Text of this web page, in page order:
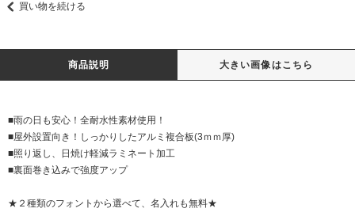
買い物を続ける
商品説明 大きい画像はこちら
■雨の日も安心！全耐水性素材使用！
■屋外設置向き！しっかりしたアルミ複合板(3ｍｍ厚)
■照り返し、日焼け軽減ラミネート加工
■裏面巻き込みで強度アップ
★２種類のフォントから選べて、名入れも無料★